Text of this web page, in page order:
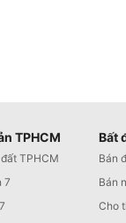
TPHCM
TPHCM
7
Bất
Bán
Bán
Cho